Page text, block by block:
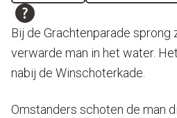
Bij de Grachtenparade sprong
verwarde man in het water.
nabij de Winschoterkade.
Omstanders schoten de man